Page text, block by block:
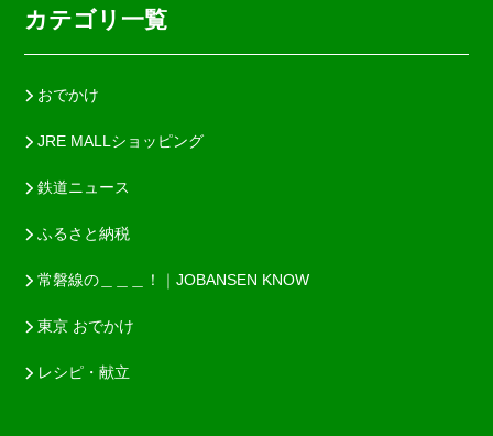
カテゴリ一覧
おでかけ
JRE MALLショッピング
鉄道ニュース
ふるさと納税
常磐線の＿＿＿！｜JOBANSEN KNOW
東京 おでかけ
レシピ・献立